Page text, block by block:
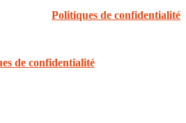
Politiques de confidentialité
de confidentialité